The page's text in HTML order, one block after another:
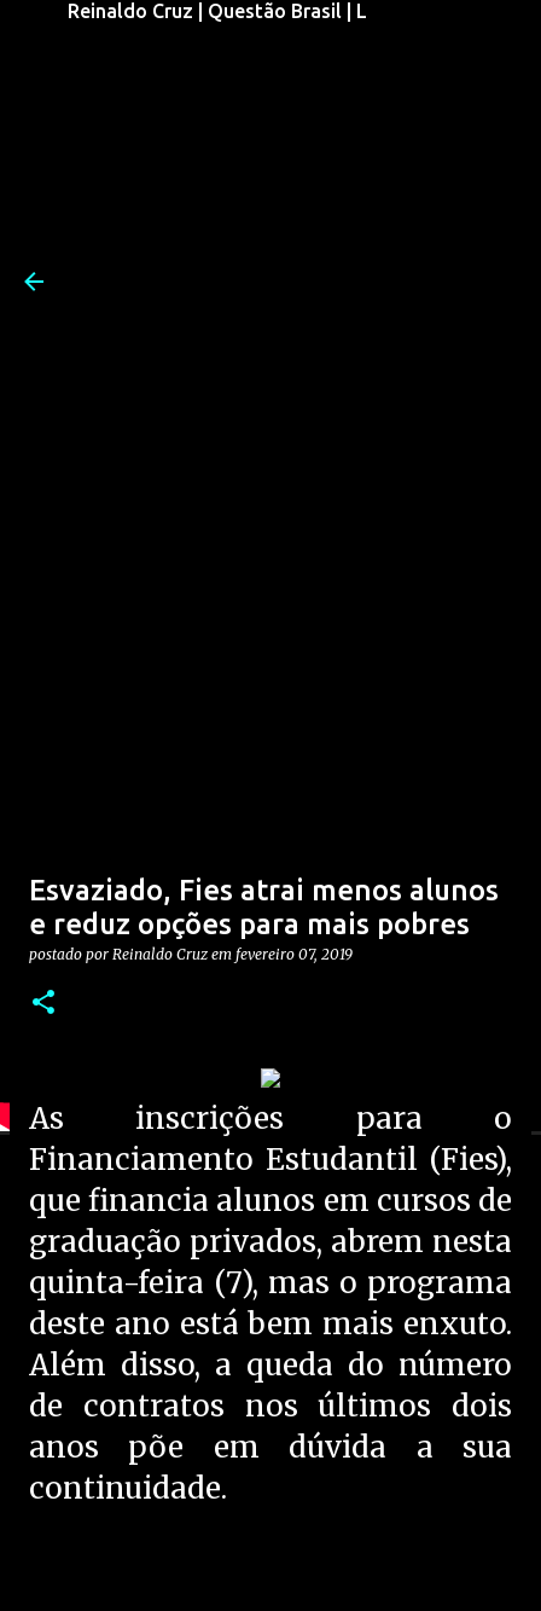
Reinaldo Cruz | Questão Brasil | L
Esvaziado, Fies atrai menos alunos
e reduz opções para mais pobres
postado por Reinaldo Cruz em fevereiro 07, 2019
As inscrições para o
Financiamento Estudantil (Fies),
que financia alunos em cursos de
graduação privados, abrem nesta
quinta-feira (7), mas o programa
deste ano está bem mais enxuto.
Além disso, a queda do número
de contratos nos últimos dois
anos põe em dúvida a sua
continuidade.